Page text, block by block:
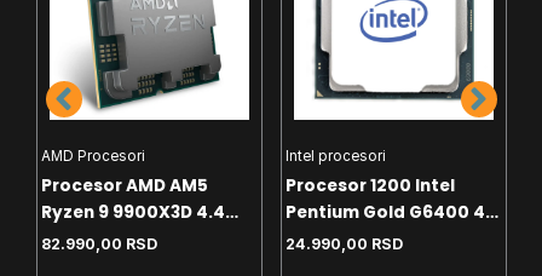
AMD Procesori
Procesor AMD AM5
Ryzen 9 9900X3D 4.4
GHz Tray
82.990,00 RSD
Intel procesori
Procesor 1200 Intel
Pentium Gold G6400 4.0
GHz Tray
24.990,00 RSD